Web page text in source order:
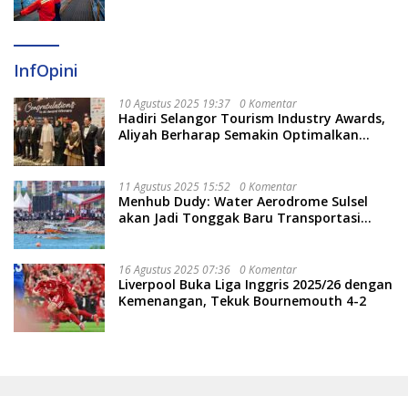
InfOpini
10 Agustus 2025 19:37 0 Komentar
Hadiri Selangor Tourism Industry Awards,
Aliyah Berharap Semakin Optimalkan
11 Agustus 2025 15:52 0 Komentar
Menhub Dudy: Water Aerodrome Sulsel
akan Jadi Tonggak Baru Transportasi
16 Agustus 2025 07:36 0 Komentar
Liverpool Buka Liga Inggris 2025/26 dengan
Kemenangan, Tekuk Bournemouth 4-2